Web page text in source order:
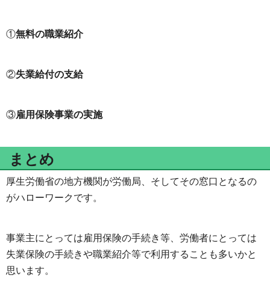
①無料の職業紹介
②失業給付の支給
③雇用保険事業の実施
まとめ
厚生労働省の地方機関が労働局、そしてその窓口となるの
がハローワークです。
事業主にとっては雇用保険の手続き等、労働者にとっては
失業保険の手続きや職業紹介等で利用することも多いかと
思います。